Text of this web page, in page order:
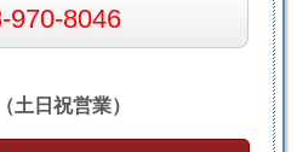
970-8046
土日祝営業）